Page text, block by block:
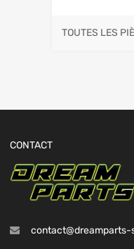
TOUTES LES
CONTACT
contact@dreamparts-